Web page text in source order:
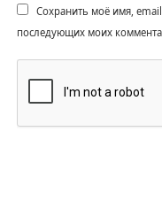
Сохранить моё имя,
последующих моих